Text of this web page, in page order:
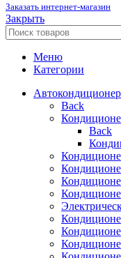
Заказать интернет-магазин
Закрыть
Меню
Категории
Back
Back